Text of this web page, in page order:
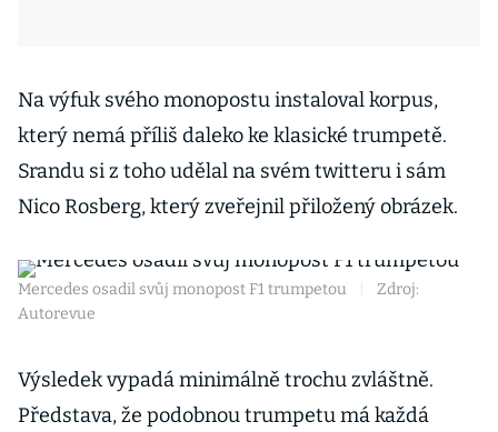
Na výfuk svého monopostu instaloval korpus,
který nemá příliš daleko ke klasické trumpetě.
Srandu si z toho udělal na svém twitteru i sám
Nico Rosberg, který zveřejnil přiložený obrázek.
Mercedes osadil svůj monopost F1 trumpetou
Zdroj:
Autorevue
Výsledek vypadá minimálně trochu zvláštně.
Představa, že podobnou trumpetu má každá